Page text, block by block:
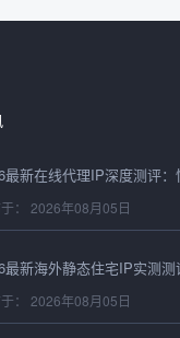
： 2026年08月06日
： 2026年08月06日
： 2026年08月05日
： 2026年08月05日